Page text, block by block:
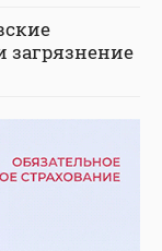
загрязнение